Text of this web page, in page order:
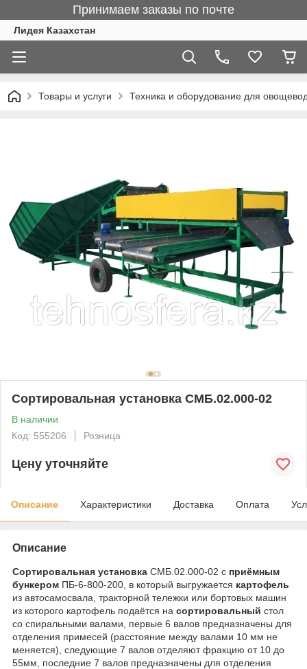
Принимаем заказы по почте
Лидея Казахстан
Товары и услуги Техника и оборудование для
Сортировальная установка СМБ.02.000-02
В наличии
Код: 555206
Розница
Цену уточняйте
Описание Характеристики Доставка Оплата
Описание
Сортировальная установка СМБ.02.000-02 с приёмным
бункером ПБ-6-800-200, в который выгружается картофель
из автосамосвала, тракторной тележки или бортовых машин
из которого картофель подаётся на сортировальный стол
со спиральными валами, первые 6 валов предназначены для
отделения примесей (расстояние между валами 10 мм не
меняется), следующие 7 валов отделяют фракцию от 10 до
55мм, последние 7 валов предназначены для отделения